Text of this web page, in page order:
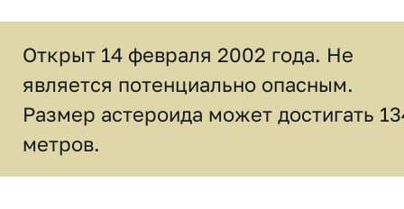
Открыт 14 февраля 2002 года. Не
является потенциально опасным.
Размер астероида может достигать
метров.